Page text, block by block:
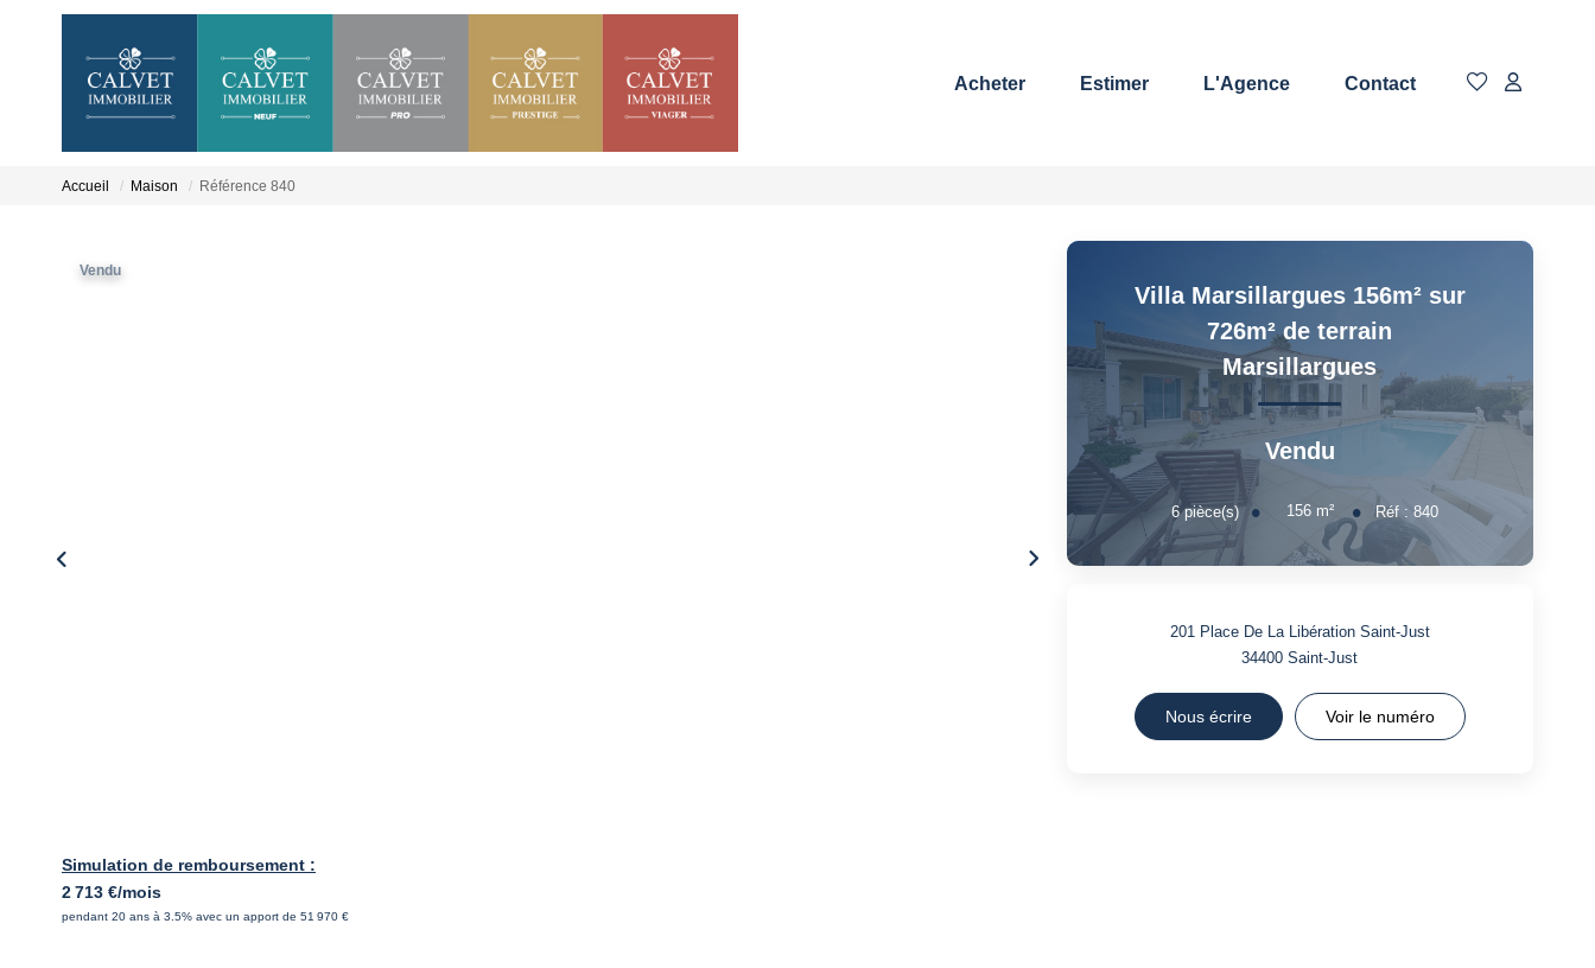
Acheter Estimer L'Agence Contact
Accueil Maison Référence 840
Vendu
Simulation de remboursement :
2 713 €/mois
pendant 20 ans à 3.5% avec un apport de 51 970 €
Villa Marsillargues 156m² sur
726m² de terrain
Marsillargues
Vendu
6pièce(s) 156 m² Réf : 840
201 Place De La Libération Saint-Just
34400Saint-Just
Nous écrire Voir le numéro